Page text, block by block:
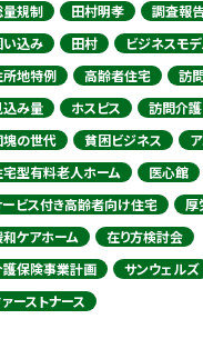
量規制
田村明孝
調査報
い込み
田村
ビジネスモ
所地特例
高齢者住宅
訪
込み量
ホスピス
訪問介護
塊の世代
貧困ビジネス
宅型有料老人ホーム
医心館
ービス付き高齢者向け住宅
厚
和ケアホーム
在り方検討会
護保険事業計画
サンウェルズ
ーストナース